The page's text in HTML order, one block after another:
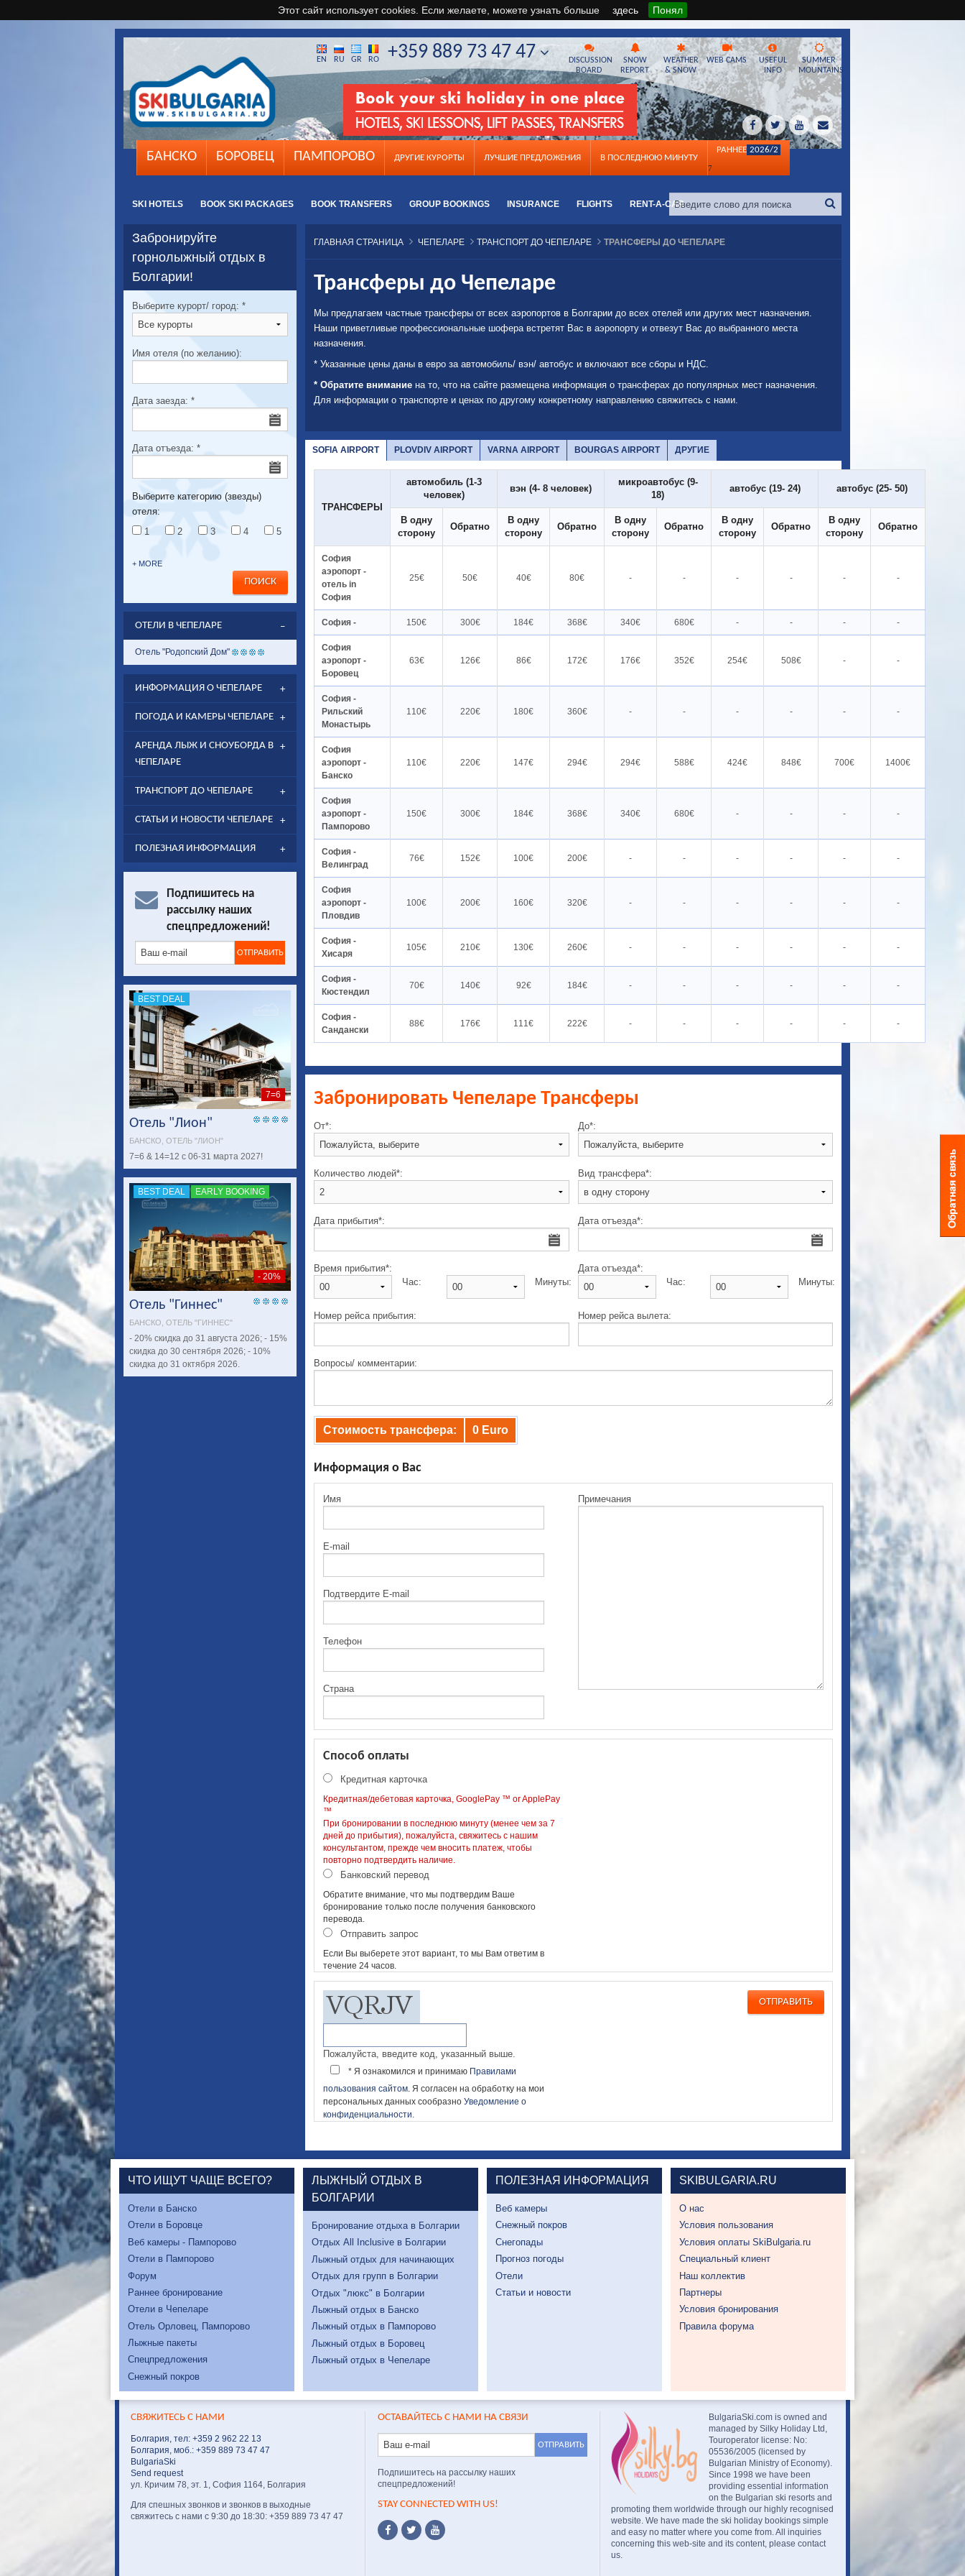
Этот сайт использует cookies. Если желаете, можете узнать больше здесь Понял
БАНСКО БОРОВЕЦ ПАМПОРОВО ДРУГИЕ КУРОРТЫ ЛУЧШИЕ ПРЕДЛОЖЕНИЯ B ПОСЛЕДНЮЮ МИНУТУ
РАННЕЕ 2026/2
7
SKI HOTELS BOOK SKI PACKAGES BOOK TRANSFERS GROUP BOOKINGS INSURANCE FLIGHTS RENT-A-CAR
DISCUSSION
BOARD
SNOW
REPORT
WEATHER
& SNOW
WEB CAMS
USEFUL
INFO
SUMMER
MOUNTAINS
EN RU GR RO +359 889 73 47 47
ГЛАВНАЯ СТРАНИЦА ЧЕПЕЛАРЕ ТРАНСПОРТ ДО ЧЕПЕЛАРЕ ТРАНСФЕРЫ ДО ЧЕПЕЛАРЕ
Трансферы до Чепеларе
Мы предлагаем частные трансферы от всех аэропортов в Болгарии до всех отелей или других мест назначения.
Наши приветливые профессиональные шофера встретят Вас в аэропорту и отвезут Вас до выбранного места
назначения.
* Указанные цены даны в евро за автомобиль/ вэн/ автобус и включают все сборы и НДС.
* Обратите внимание на то, что на сайте размещена информация о трансферах до популярных мест назначения.
Для информации о транспорте и ценах по другому конкретному направлению свяжитесь с нами.
SOFIA AIRPORT PLOVDIV AIRPORT VARNA AIRPORT BOURGAS AIRPORT ДРУГИЕ
ТРАНСФЕРЫ
автомобиль (1-3
человек)
вэн (4- 8 человек)
микроавтобус (9-
18)
автобус (19- 24) автобус (25- 50)
В одну
сторону
Обратно
В одну
сторону
Обратно
В одну
сторону
Обратно
В одну
сторону
Обратно
В одну
сторону
Обратно
София
аэропорт -
отель in
София
25€ 50€ 40€ 80€ - - - - - -
София - 150€ 300€ 184€ 368€ 340€ 680€ - - - -
София
аэропорт -
Боровец
63€ 126€ 86€ 172€ 176€ 352€ 254€ 508€ - -
София -
Рильский
Монастырь
110€ 220€ 180€ 360€ - - - - - -
София
аэропорт -
Банско
110€ 220€ 147€ 294€ 294€ 588€ 424€ 848€ 700€ 1400€
София
аэропорт -
Пампорово
150€ 300€ 184€ 368€ 340€ 680€ - - - -
София -
Велинград
76€ 152€ 100€ 200€ - - - - - -
София
аэропорт -
Пловдив
100€ 200€ 160€ 320€ - - - - - -
София -
Хисаря
105€ 210€ 130€ 260€ - - - - - -
София -
Кюстендил
70€ 140€ 92€ 184€ - - - - - -
София -
Сандански
88€ 176€ 111€ 222€ - - - - - -
Забронировать Чепеларе Трансферы
От*: До*:
Количество людей*: Вид трансфера*:
Дата прибытия*:
Время прибытия*:
Час:
Минуты:
Номер рейса прибытия:
Дата отъезда*:
Дата отъезда*:
Час:
Минуты:
Номер рейса вылета:
Вопросы/ комментарии:
Стоимость трансфера: 0 Euro
Информация о Вас
Имя
E-mail
Подтвердите E-mail
Телефон
Страна
Примечания
Способ оплаты
Кредитная карточка
Кредитная/дебетовая карточка, GooglePay ™ or ApplePay
™
При бронировании в последнюю минуту (менее чем за 7
дней до прибытия), пожалуйста, свяжитесь с нашим
консультантом, прежде чем вносить платеж, чтобы
повторно подтвердить наличие.
Банковский перевод
Обратите внимание, что мы подтвердим Ваше
бронирование только после получения банковского
перевода.
Отправить запрос
Если Вы выберете этот вариант, то мы Вам ответим в
течение 24 часов.
Пожалуйста, введите код, указанный выше.
* Я ознакомился и принимаю Правилами
пользования сайтом. Я согласен на обработку на мои
персональных данных сообразно Уведомление о
конфиденциальности.
Забронируйте
горнолыжный отдых в
Болгарии!
Выберите курорт/ город: *
Имя отеля (по желанию):
Дата заезда: *
Дата отъезда: *
Выберите категорию (звезды)
отеля:
1
2 3 4 5
+ MORE
ОТЕЛИ В ЧЕПЕЛАРЕ
Отель "Родопский Дом"
ИНФОРМАЦИЯ О ЧЕПЕЛАРЕ
ПОГОДА И КАМЕРЫ ЧЕПЕЛАРЕ
АРЕНДА ЛЫЖ И СНОУБОРДА В
ЧЕПЕЛАРЕ
ТРАНСПОРТ ДО ЧЕПЕЛАРЕ
СТАТЬИ И НОВОСТИ ЧЕПЕЛАРЕ
ПОЛЕЗНАЯ ИНФОРМАЦИЯ
Подпишитесь на
рассылку наших
спецпредложений!
BEST DEAL
7=6
Отель "Лион"
БАНСКО, ОТЕЛЬ "ЛИОН"
7=6 & 14=12 с 06-31 марта 2027!
BEST DEAL EARLY BOOKING
- 20%
Отель "Гиннес"
БАНСКО, ОТЕЛЬ "ГИННЕС"
- 20% скидка до 31 августа 2026; - 15%
скидка до 30 сентября 2026; - 10%
скидка до 31 октября 2026.
ЧТО ИЩУТ ЧАЩЕ ВСЕГО?
Отели в Банско
Отели в Боровце
Веб камеры - Пампорово
Отели в Пампорово
Форум
Раннее бронирование
Отели в Чепеларе
Отель Орловец, Пампорово
Лыжные пакеты
Спецпредложения
Снежный покров
ЛЫЖНЫЙ ОТДЫХ В
БОЛГАРИИ
Бронирование отдыха в Болгарии
Отдых All Inclusive в Болгарии
Лыжный отдых для начинающих
Отдых для групп в Болгарии
Отдых "люкс" в Болгарии
Лыжный отдых в Банско
Лыжный отдых в Пампорово
Лыжный отдых в Боровец
Лыжный отдых в Чепеларе
ПОЛЕЗНАЯ ИНФОРМАЦИЯ
Веб камеры
Снежный покров
Снегопады
Прогноз погоды
Отели
Статьи и новости
SKIBULGARIA.RU
О нас
Условия пользования
Условия оплаты SkiBulgaria.ru
Специальный клиент
Наш коллектив
Партнеры
Условия бронирования
Правила форума
СВЯЖИТЕСЬ С НАМИ
Болгария, тел: +359 2 962 22 13
Болгария, моб.: +359 889 73 47 47
BulgariaSki
Send request
ул. Кричим 78, эт. 1, София 1164, Болгария
Для спешных звонков и звонков в выходные
свяжитесь с нами с 9:30 до 18:30: +359 889 73 47 47
ОСТАВАЙТЕСЬ С НАМИ НА СВЯЗИ
Подпишитесь на рассылку наших
спецпредложений!
STAY CONNECTED WITH US!
BulgariaSki.com is owned and
managed by Silky Holiday Ltd,
Touroperator license: No:
05536/2005 (licensed by
Bulgarian Ministry of Economy).
Since 1998 we have been
providing essential information
on the Bulgarian ski resorts and
promoting them worldwide through our highly recognised
website. We have made the ski holiday bookings simple
and easy no matter where you come from. All inquiries
concerning this web-site and its content, please contact
us.